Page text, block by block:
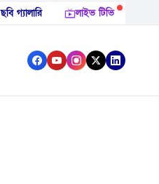
ছবি গ্যালারি লাইভ টিভি